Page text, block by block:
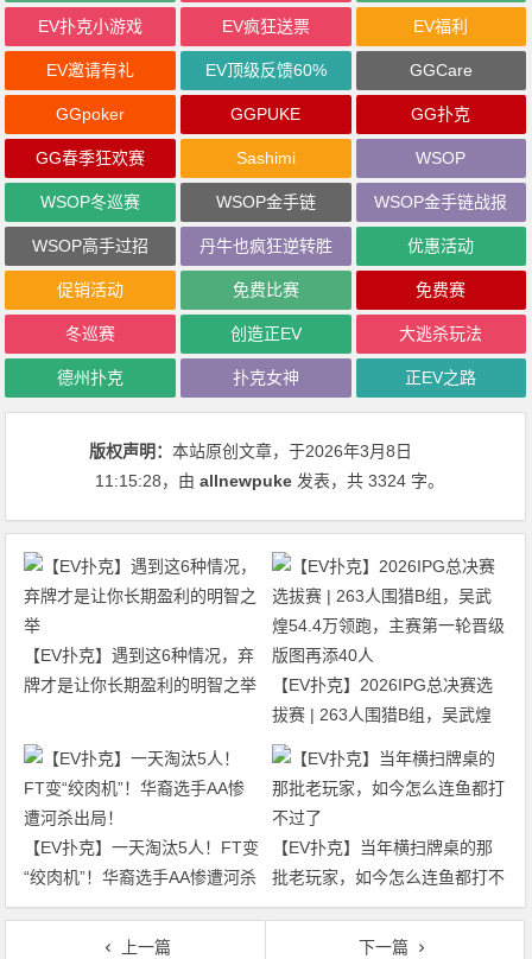
EV扑克小游戏 EV疯狂送票 EV福利
EV邀请有礼 EV顶级反馈60% GGCare
GGpoker GGPUKE GG扑克
GG春季狂欢赛 Sashimi WSOP
WSOP冬巡赛 WSOP金手链 WSOP金手链战报
WSOP高手过招 丹牛也疯狂逆转胜 优惠活动
促销活动 免费比赛 免费赛
冬巡赛 创造正EV 大逃杀玩法
德州扑克 扑克女神 正EV之路
版权声明：本站原创文章，于2026年3月8日
11:15:28，由allnewpuke 发表，共 3324 字。
【EV扑克】遇到这6种情况，弃
牌才是让你长期盈利的明智之举
【EV扑克】2026IPG总决赛选
拔赛 | 263人围猎B组，吴武煌
54.4万领跑，主赛第一轮晋级版
【EV扑克】一天淘汰5人！FT变
“绞肉机”！华裔选手AA惨遭河杀
出局！
【EV扑克】当年横扫牌桌的那
批老玩家，如今怎么连鱼都打不
过了
上一篇 下一篇